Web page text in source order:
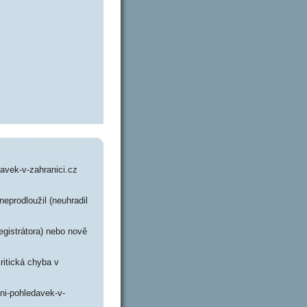
v-zahranici.cz
(neuhradil
nebo nově
chyba v
pohledavek-v-